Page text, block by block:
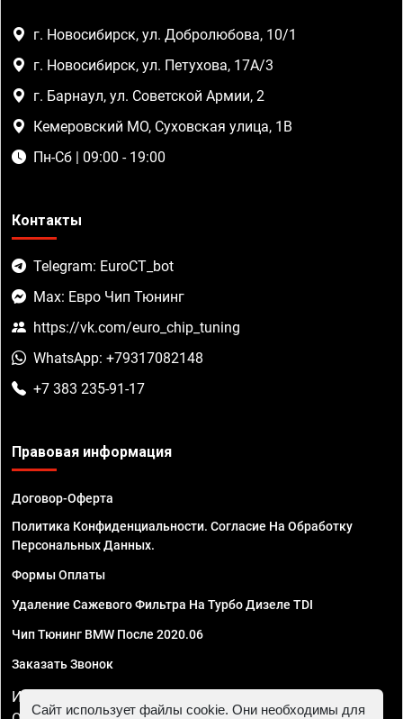
г. Новосибирск, ул. Добролюбова, 10/1
г. Новосибирск, ул. Петухова, 17А/3
г. Барнаул, ул. Советской Армии, 2
Кемеровский МО, Суховская улица, 1В
Пн-Сб | 09:00 - 19:00
Контакты
Telegram: EuroCT_bot
Max: Евро Чип Тюнинг
https://vk.com/euro_chip_tuning
WhatsApp: +79317082148
+7 383 235-91-17
Правовая информация
Договор-Оферта
Политика Конфиденциальности. Согласие На Обработку
Персональных Данных.
Формы Оплаты
Удаление Сажевого Фильтра На Турбо Дизеле TDI
Чип Тюнинг BMW После 2020.06
Заказать Звонок
ИП Смирнов Георгий Павлович. ИНН 781302555843,
Сайт использует файлы cookie. Они необходимы для